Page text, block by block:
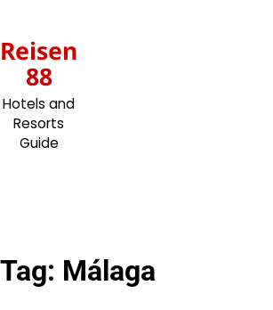
content
Reisen
88
Hotels and
Resorts
Guide
Tag: Málaga